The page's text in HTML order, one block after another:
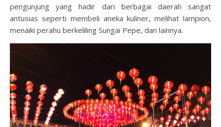
pengunjung yang hadir dari berbagai daerah sangat
antusias seperti membeli aneka kuliner, melihat lampion,
menaiki perahu berkeliling Sungai Pepe, dan lainnya.